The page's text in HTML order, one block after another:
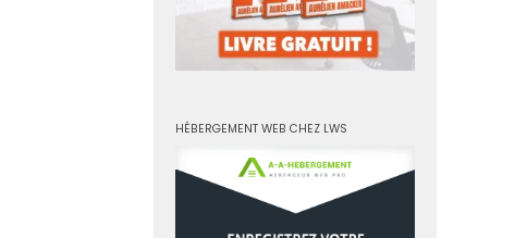
HÉBERGEMENT WEB CHEZ LWS